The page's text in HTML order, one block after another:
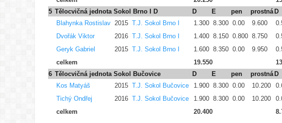
5 Tělocvičná jednota Sokol Brno I D D E pen prostná D
Blahynka Rostislav 2015 T.J. Sokol Brno I 1.300 8.300 0.00 9.600
Dvořák Viktor
2016 T.J. Sokol Brno I 1.400 8.150 0.800 8.750
Geryk Gabriel
2015 T.J. Sokol Brno I 1.600 8.350 0.00 9.950
celkem
19.550
6 Tělocvičná jednota Sokol Bučovice D E pen prostná D
Kos Matyáš
2015 T.J. Sokol Bučovice 1.900 8.300 0.00 10.200
Tichý Ondřej
2016 T.J. Sokol Bučovice 1.900 8.300 0.00 10.200
celkem
20.400